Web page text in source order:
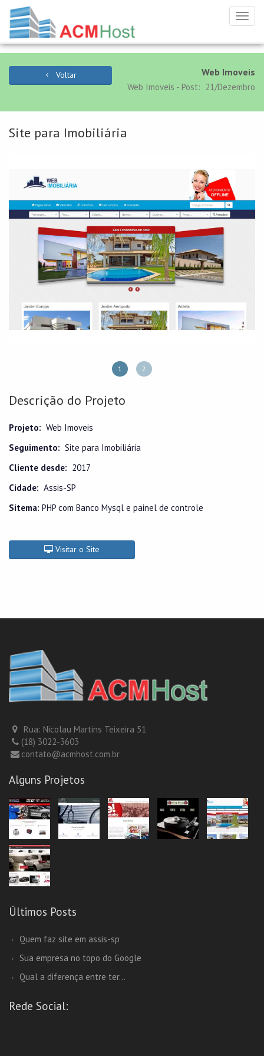
Voltar Web Imoveis
Web Imoveis - Post: 21/Dezembro
Site para Imobiliária
1 2
Descrição do Projeto
Projeto: Web Imoveis
Seguimento: Site para Imobiliária
Cliente desde: 2017
Cidade: Assis-SP
Sitema: PHP com Banco Mysql e painel de controle
Visitar o Site
Rua: Nicolau Martins Teixeira 51
(18) 3022-3603
contato@acmhost.com.br
Alguns Projetos
Últimos Posts
Quem faz site em assis-sp
Sua empresa no topo do Google
Qual a diferença entre ter...
Rede Social: